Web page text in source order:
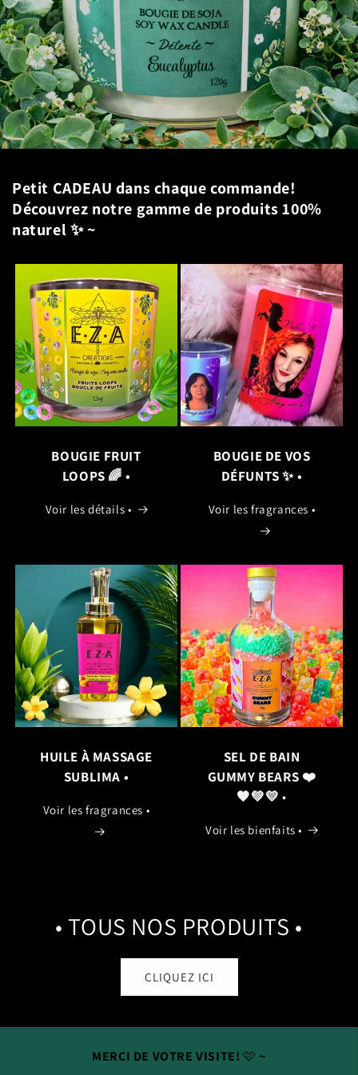
Petit CADEAU dans chaque commande!
Découvrez notre gamme de produits 100%
naturel ✨️ ~
BOUGIE FRUIT
LOOPS 🌈 •
Voir les détails •
BOUGIE DE VOS
DÉFUNTS ✨️ •
Voir les fragrances •
HUILE À MASSAGE
SUBLIMA •
Voir les fragrances •
SEL DE BAIN
GUMMY BEARS ❤️
🧡💚💛 •
Voir les bienfaits •
• TOUS NOS PRODUITS •
CLIQUEZ ICI
MERCI DE VOTRE VISITE! 🩷 ~